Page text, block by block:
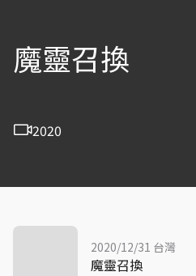
魔靈召換
2020
2020/12/31 台灣
魔靈召換